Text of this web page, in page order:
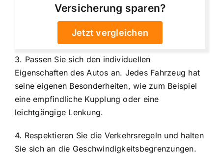
Versicherung sparen?
Jetzt vergleichen
3. Passen Sie sich den individuellen
Eigenschaften des Autos an. Jedes Fahrzeug hat
seine eigenen Besonderheiten, wie zum Beispiel
eine empfindliche Kupplung oder eine
leichtgängige Lenkung.
4. Respektieren Sie die Verkehrsregeln und halten
Sie sich an die Geschwindigkeitsbegrenzungen.